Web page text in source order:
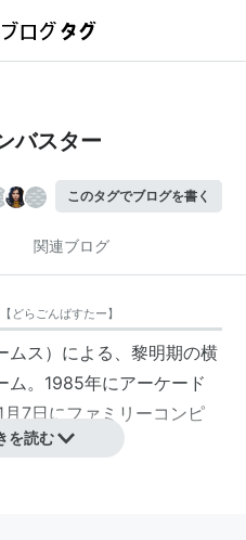
バスター
このタグでブログを書く
関連ブログ
【どらごんばすたー】
ムス）による、黎明期の横
ム。1985年にアーケード
7日にファミリーコンピ
を読む